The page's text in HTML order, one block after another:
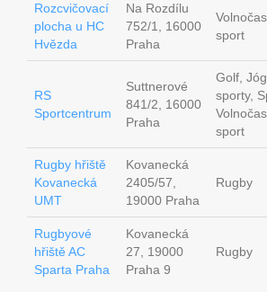
Rozcvičovací
plocha u HC
Hvězda
Na Rozdílu
752/1, 16000
Praha
sport
RS
Sportcentrum
Suttnerové
841/2, 16000
Praha
Golf,
sporty,
sport
Rugby hřiště
Kovanecká
UMT
Kovanecká
2405/57,
19000 Praha
Rugby
Rugbyové
hřiště AC
Sparta Praha
Kovanecká
27, 19000
Praha 9
Rugby